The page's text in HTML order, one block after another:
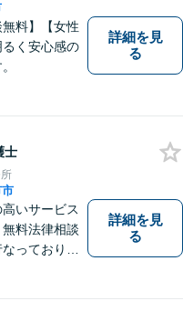
無料】【女性
く安心感の
詳細を見
る
士
いサービス
料法律相談
っておりま
詳細を見
る